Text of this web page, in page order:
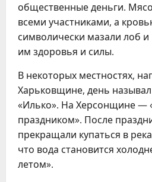
общественные деньги.
всеми участниками, а
символически мазали лоб
им здоровья и силы.
В некоторых местностях,
Харьковщине, день
«Илько». На Херсонщине —
праздником». После
прекращали купаться в
что вода становится
летом».